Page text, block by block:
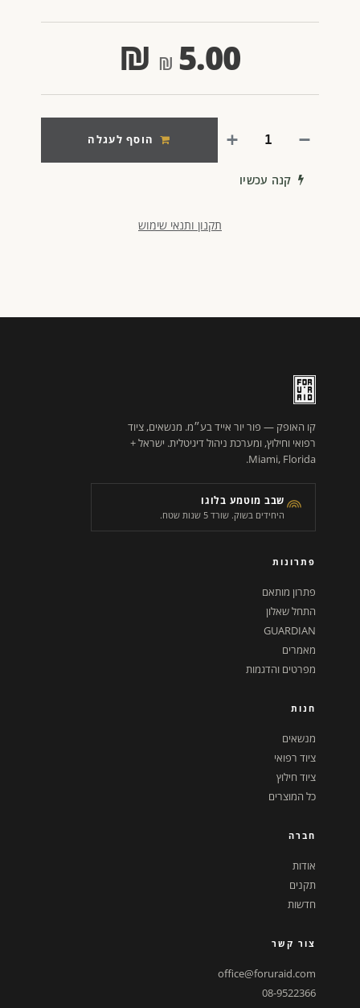
5.00
₪
הוסף לעגלה
קנה עכשיו
תקנון ותנאי שימוש
קו האופק — פור יור אייד בע״מ. מנשאים, ציוד
רפואי וחילוץ, ומערכת ניהול דיגיטלית. ישראל +
Miami, Florida.
שבב מוטמע בלוגו
היחידים בשוק. שורד 5 שנות שטח.
פתרונות
פתרון מותאם
התחל שאלון
GUARDIAN
מאמרים
מפרטים והדגמות
חנות
מנשאים
ציוד רפואי
ציוד חילוץ
כל המוצרים
חברה
אודות
תקנים
חדשות
צור קשר
office@foruraid.com
08-9522366